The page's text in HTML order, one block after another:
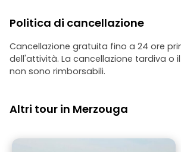
Politica di cancellazione
Cancellazione gratuita fino a 24 ore
dell'attività. La cancellazione tardiva o
non sono rimborsabili.
Altri tour in Merzouga